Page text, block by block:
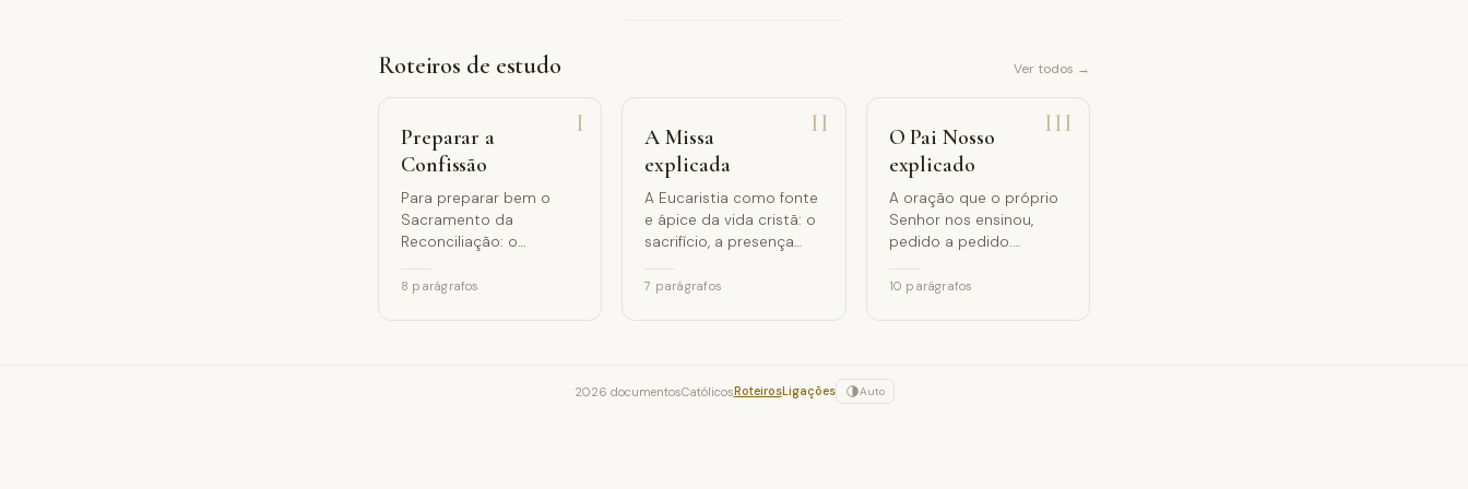
Roteiros de estudo Ver todos →
I
Preparar a
Confissão
Para preparar bem o
Sacramento da
Reconciliação: o
arrependimento, o
8 parágrafos
II
A Missa
explicada
A Eucaristia como fonte
e ápice da vida cristã: o
sacrifício, a presença
7 parágrafos
III
O Pai Nosso
explicado
A oração que o próprio
Senhor nos ensinou,
pedido a pedido.
Evangelho» (CIC 2761).
10 parágrafos
2026 documentosCatólicosRoteirosLigações Auto